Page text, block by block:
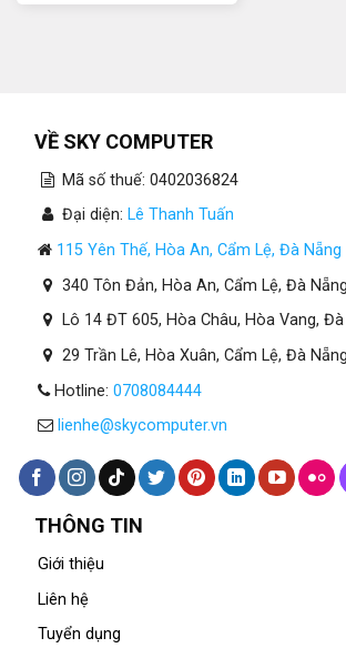
VỀ SKY COMPUTER
Mã số thuế: 0402036824
Đại diện: Lê Thanh Tuấn
115 Yên Thế, Hòa An, Cẩm Lệ, Đà Nẵng
340 Tôn Đản, Hòa An, Cẩm Lệ, Đà Nẵng
Lô 14 ĐT 605, Hòa Châu, Hòa Vang,
29 Trần Lê, Hòa Xuân, Cẩm Lệ, Đà Nẵng
Hotline: 0708084444
lienhe@skycomputer.vn
THÔNG TIN
Giới thiệu
Liên hệ
Tuyển dụng